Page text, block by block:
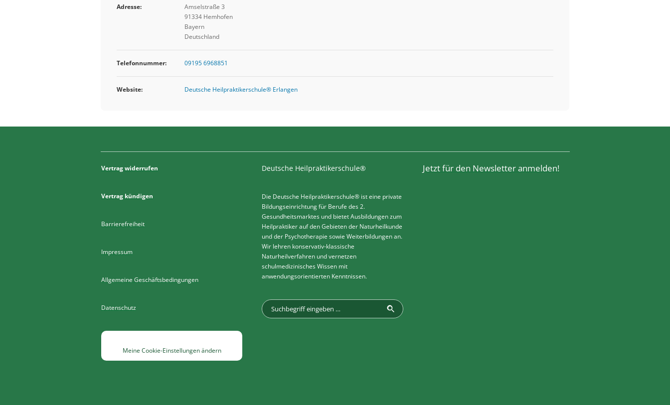
Adresse:
Amselstraße 3
91334 Hemhofen
Bayern
Deutschland
Telefonnummer: 09195 6968851
Website: Deutsche Heilpraktikerschule® Erlangen
Vertrag widerrufen
Vertrag kündigen
Barrierefreiheit
Impressum
Allgemeine Geschäftsbedingungen
Datenschutz
Meine Cookie-Einstellungen ändern
Deutsche Heilpraktikerschule®
Die Deutsche Heilpraktikerschule® ist eine private
Bildungseinrichtung für Berufe des 2.
Gesundheitsmarktes und bietet Ausbildungen zum
Heilpraktiker auf den Gebieten der Naturheilkunde
und der Psychotherapie sowie Weiterbildungen an.
Wir lehren konservativ-klassische
Naturheilverfahren und vernetzen
schulmedizinisches Wissen mit
anwendungsorientierten Kenntnissen.
Jetzt für den Newsletter anmelden!